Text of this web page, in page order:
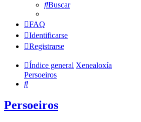
Buscar
FAQ
Identificarse
Registrarse
Índice general Xenealoxía
Persoeiros
Buscar
Persoeiros